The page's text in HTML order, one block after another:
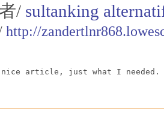
/ sultanking
http://
nice article, just what I needed.